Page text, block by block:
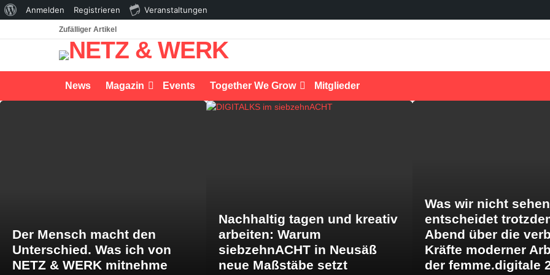
Zufälliger Artikel
News Magazin Events Together We Grow Mitglieder
Der Mensch macht den
Unterschied. Was ich von
NETZ & WERK mitnehme
Nachhaltig tagen und kreativ
arbeiten: Warum
siebzehnACHT in Neusäß
neue Maßstäbe setzt
Was wir nicht
entscheidet
Abend über die
Kräfte moderner
der femme.digitale
Über
Anmelden Registrieren Veranstaltungen